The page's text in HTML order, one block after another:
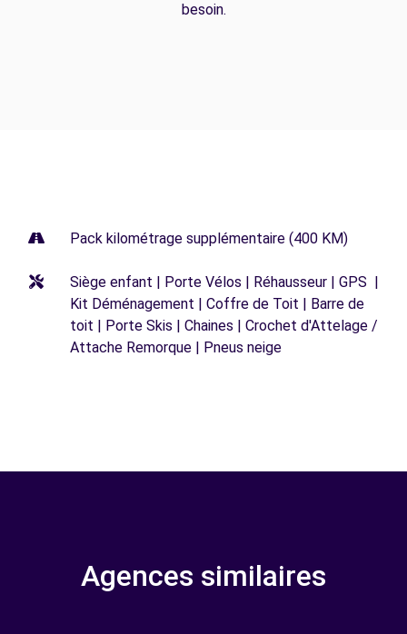
besoin.
Pack kilométrage supplémentaire (400 KM)
Siège enfant | Porte Vélos | Réhausseur | GPS |
Kit Déménagement | Coffre de Toit | Barre de
toit | Porte Skis | Chaines | Crochet d'Attelage /
Attache Remorque | Pneus neige
Agences similaires